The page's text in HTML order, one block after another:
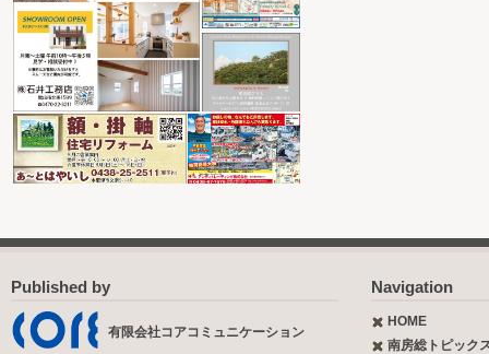
Published by
有限会社コアコミュニケーション
Navigation
HOME
南房総トピック